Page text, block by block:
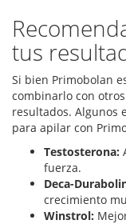
tus
Si bien Primobolan
combinarlo con
resultados. Algunos
para apilar con
Testosterona:
fuerza.
Deca-
crecimiento
Winstrol: